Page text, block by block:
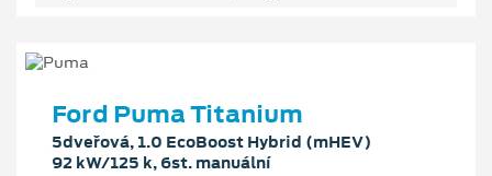
Ford Puma Titanium
5dveřová, 1.0 EcoBoost Hybrid (mHEV)
92 kW/125 k, 6st. manuální